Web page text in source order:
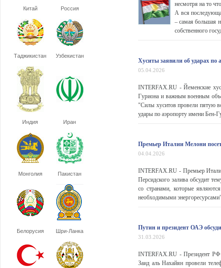
Китай Россия
Таджикистан Узбекистан
Индия Иран
Монголия Пакистан
Белорусия Шри-Ланка
несмотря на то
А вся
– самая большая
собственного
Хуситы заявили об ударах по
05.04.2026
INTERFAX.RU - Йеменские
Гуриона и важным военным
"Силы хуситов провели пятую
удары по аэропорту имени Бен-
Премьер Италии Мелони
04.04.2026
INTERFAX.RU - Премьер
Персидского залива обсудит
со странами, которые
необходимыми
Путин и президент ОАЭ
31.03.2026
INTERFAX.RU - Президент РФ
Заид аль Нахайян провели